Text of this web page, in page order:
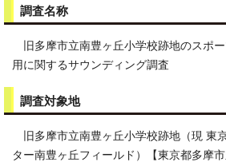
調査名称
旧多摩市立南豊ヶ丘小学校跡地のスポ
用に関するサウンディング調査
調査対象地
旧多摩市立南豊ヶ丘小学校跡地（現 東
ター南豊ヶ丘フィールド）【東京都多摩市